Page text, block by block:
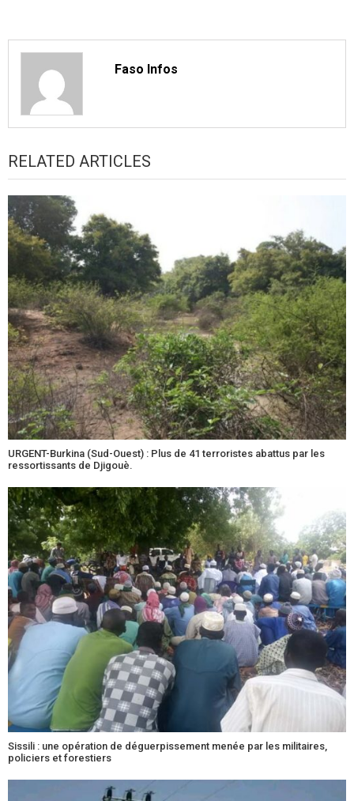
Faso Infos
RELATED ARTICLES
URGENT-Burkina (Sud-Ouest) : Plus de 41 terroristes abattus par les
ressortissants de Djigouè.
Sissili : une opération de déguerpissement menée par les militaires,
policiers et forestiers